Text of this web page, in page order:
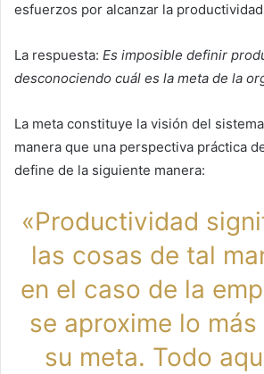
esfuerzos por alcanzar la
La respuesta: Es imposible definir
desconociendo cuál es la meta de la
La meta constituye la visión del
manera que una perspectiva práctica
define de la siguiente manera:
«Productividad
las cosas de tal
en el caso de la
se aproxime lo
su meta. Todo